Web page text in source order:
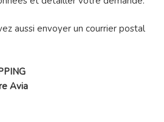
aussi envoyer un courrier postal
Avia